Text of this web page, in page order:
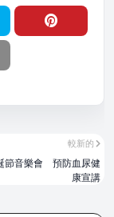
較新的
節音樂會 預防血尿健
康宣講